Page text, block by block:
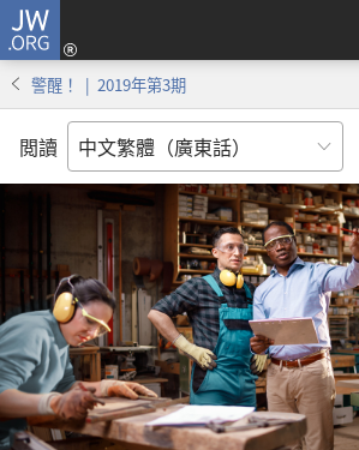
JW.ORG
警醒！ | 2019年第3期
閲讀